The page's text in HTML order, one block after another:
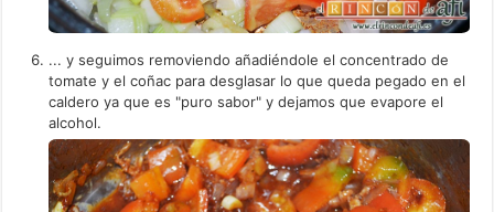
... y seguimos removiendo añadiéndole el concentrado de
tomate y el coñac para desglasar lo que queda pegado en el
caldero ya que es "puro sabor" y dejamos que evapore el
alcohol.